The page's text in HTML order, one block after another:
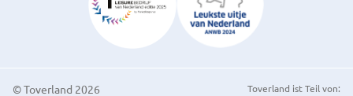
© Toverland 2026 Toverland ist Teil von: